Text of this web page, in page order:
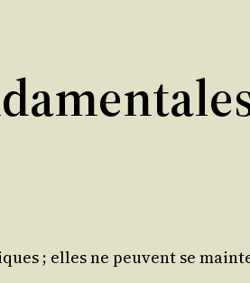
; elles ne peuvent se